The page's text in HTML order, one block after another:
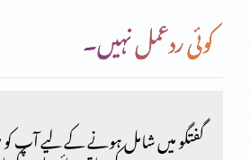
متی کی انجیل کا تنقیدی تجزیہ (پارٹ 35)
متی کی انجیل کا تنقیدی تجزیہ (پارٹ 34)
کوئی ردعمل نہیں۔
گفتگو میں شامل ہونے کے لیے آپ